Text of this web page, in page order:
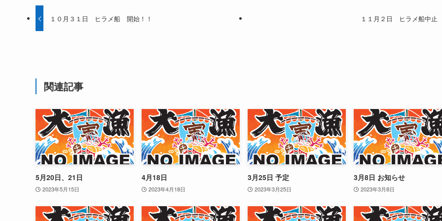
１０月３１日 ヒラメ船 開始！！ １１月２日 ヒラメ船中止
関連記事
5月20日、21日
2023年5月15日
4月18日
2023年4月18日
3月25日 予定
2023年3月25日
3月8日 お知らせ
2023年3月8日